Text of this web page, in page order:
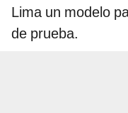
Lima un modelo
de prueba.